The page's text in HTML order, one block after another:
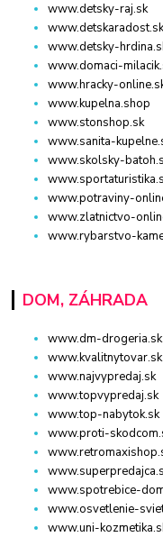
www.detsky-raj.sk
www.detsky-
www.domaci-
www.hracky-
www.kupelna.shop
www.stonshop.sk
www.sanita-
www.skolsky-
www.potraviny-
www.zlatnictvo-
www.rybarstvo-
DOM, ZÁHRADA
www.dm-drogeria.sk
www.kvalitnytovar.sk
www.najvypredaj.sk
www.topvypredaj.sk
www.top-nabytok.sk
www.proti-
www.spotrebice-
www.osvetlenie-
www.uni-